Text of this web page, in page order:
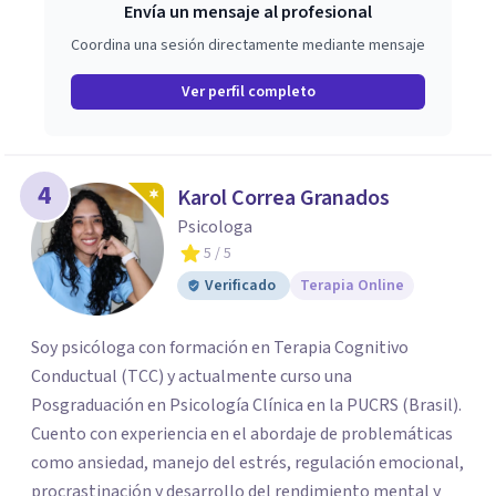
Envía un mensaje al profesional
Coordina una sesión directamente mediante mensaje
Ver perfil completo
4 Karol Correa Granados
Psicologa
5 / 5
Verificado
Terapia Online
Soy psicóloga con formación en Terapia Cognitivo
Conductual (TCC) y actualmente curso una
Posgraduación en Psicología Clínica en la PUCRS (Brasil).
Cuento con experiencia en el abordaje de problemáticas
como ansiedad, manejo del estrés, regulación emocional,